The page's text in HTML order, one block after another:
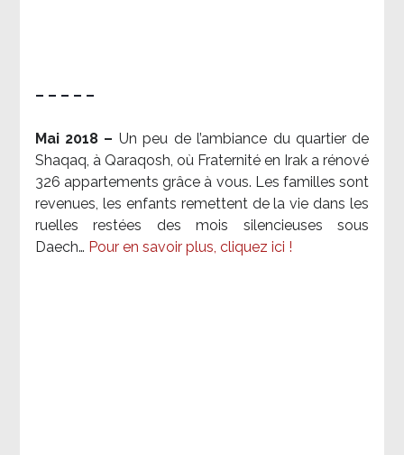
– – – – –
Mai 2018 – Un peu de l’ambiance du quartier de
Shaqaq, à Qaraqosh, où Fraternité en Irak a rénové
326 appartements grâce à vous. Les familles sont
revenues, les enfants remettent de la vie dans les
ruelles restées des mois silencieuses sous
Daech… Pour en savoir plus, cliquez ici !